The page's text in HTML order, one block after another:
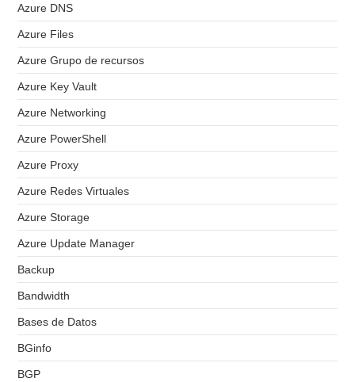
Azure DNS
Azure Files
Azure Grupo de recursos
Azure Key Vault
Azure Networking
Azure PowerShell
Azure Proxy
Azure Redes Virtuales
Azure Storage
Azure Update Manager
Backup
Bandwidth
Bases de Datos
BGinfo
BGP